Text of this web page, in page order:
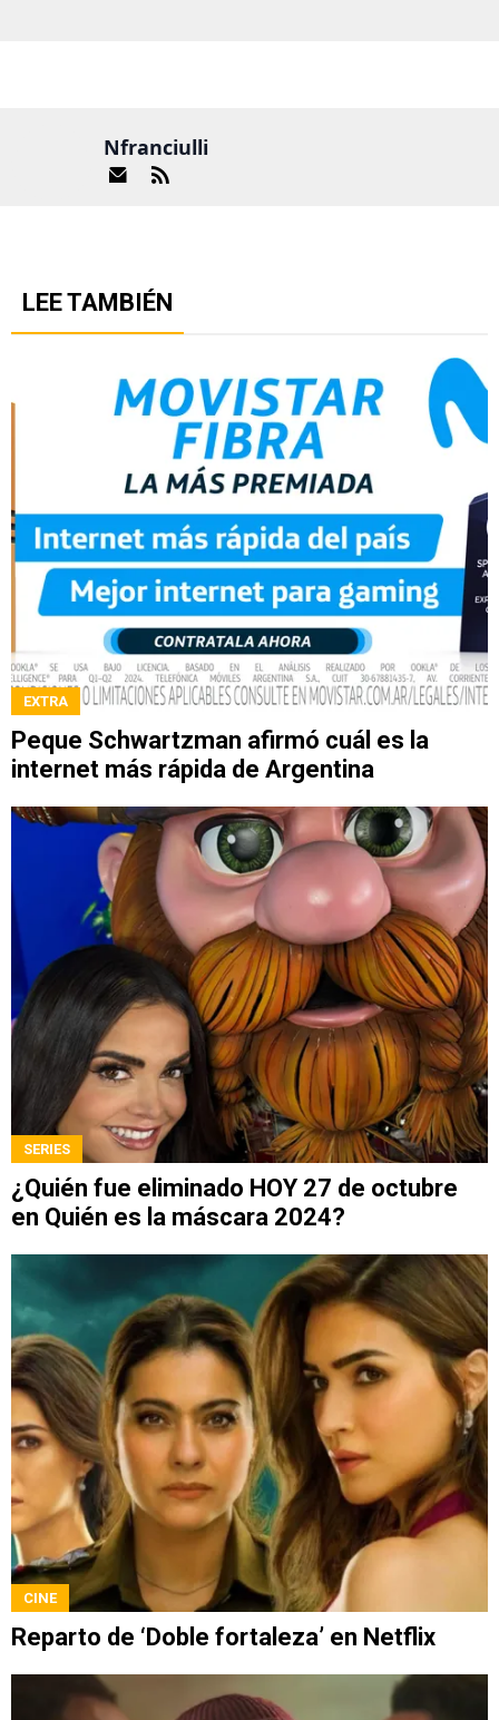
Nfranciulli
LEE TAMBIÉN
EXTRA
Peque Schwartzman afirmó cuál es la
internet más rápida de Argentina
SERIES
¿Quién fue eliminado HOY 27 de octubre
en Quién es la máscara 2024?
CINE
Reparto de ‘Doble fortaleza’ en Netflix